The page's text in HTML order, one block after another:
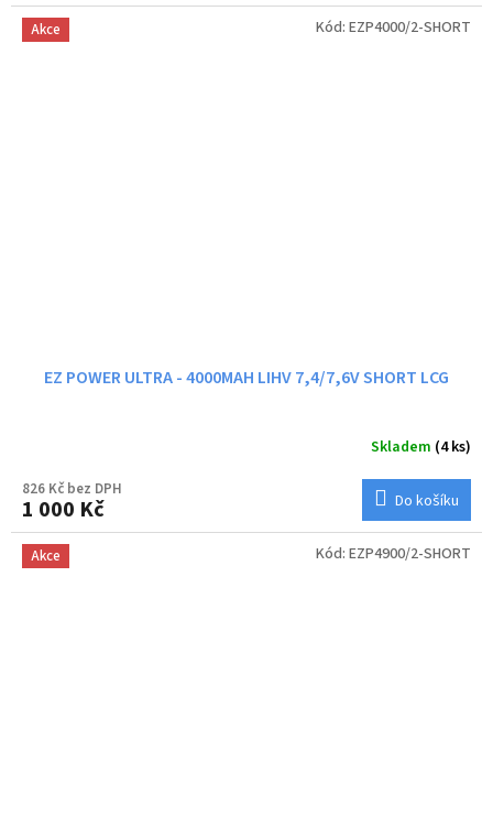
Akce
EZ POWER ULTRA - 4000MAH LIHV 7,4/7,6V SHORT LCG
Skladem (4 ks)
826 Kč bez DPH
1 000 Kč Do košíku
Kód: EZP4000/2-SHORT
Akce Kód: EZP4900/2-SHORT